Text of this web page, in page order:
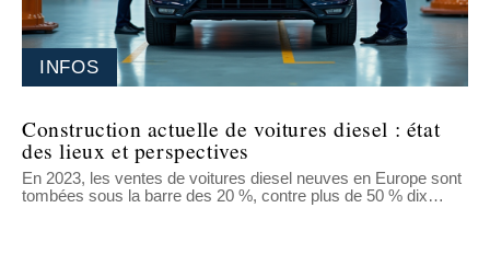
INFOS
Construction actuelle de voitures diesel : état
des lieux et perspectives
En 2023, les ventes de voitures diesel neuves en Europe sont
tombées sous la barre des 20 %, contre plus de 50 % dix…